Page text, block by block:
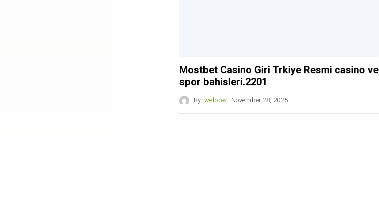
Mostbet Casino Giri Trkiye Resmi casino ve
spor bahisleri.2201
By: webdev November 28, 2025